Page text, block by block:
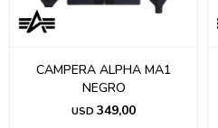
CAMPERA ALPHA MA1
NEGRO
USD 349,00